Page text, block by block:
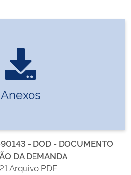
Anexos
- DOD - DOCUMENTO
DA DEMANDA
Arquivo PDF